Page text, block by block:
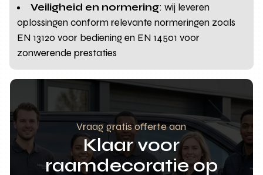
Veiligheid en normering: wij leveren
oplossingen conform relevante normeringen zoals
EN 13120 voor bediening en EN 14501 voor
zonwerende prestaties
Vraag gratis offerte aan
Klaar voor
raamdecoratie op